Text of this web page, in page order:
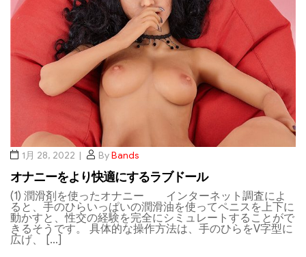
1月 28, 2022 ByBands
オナニーをより快適にするラブドール
(1) 潤滑剤を使ったオナニー インターネット調査によ
ると、手のひらいっぱいの潤滑油を使ってペニスを上下に
動かすと、性交の経験を完全にシミュレートすることがで
きるそうです。 具体的な操作方法は、手のひらをV字型に
広げ、 […]